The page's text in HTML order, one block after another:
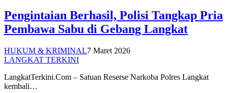
Pengintaian Berhasil, Polisi Tangkap Pria
Pembawa Sabu di Gebang Langkat
HUKUM & KRIMINAL7 Maret 2026
LANGKAT TERKINI
LangkatTerkini.Com – Satuan Reserse Narkoba Polres Langkat
kembali…